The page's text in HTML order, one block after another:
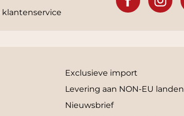
klantenservice
Exclusieve import
Levering aan NON-EU landen
Nieuwsbrief